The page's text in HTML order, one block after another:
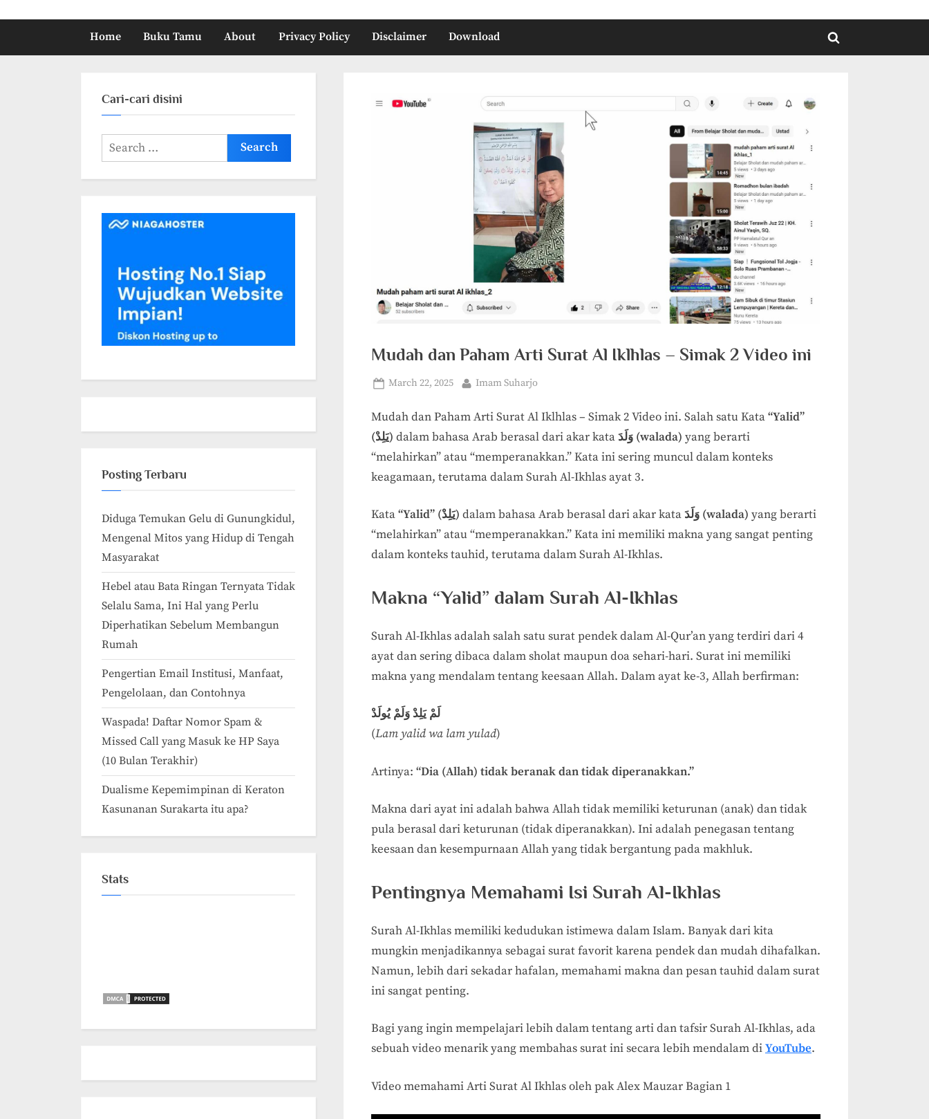
Home Buku Tamu About Privacy Policy Disclaimer Download
Toggle
Mudah dan Paham Arti Surat Al Iklhlas – Simak 2 Video ini
Posted
March 22, 2025 By
Imam Suharjo
Mudah dan Paham Arti Surat Al Iklhlas – Simak 2 Video ini. Salah satu Kata“Yalid”
(يَلِدْ) dalam bahasa Arab berasal dari akar kata وَلَدَ (walada) yang berarti
“melahirkan” atau “memperanakkan.” Kata ini sering muncul dalam konteks
keagamaan, terutama dalam Surah Al-Ikhlas ayat 3.
Kata “Yalid” (يَلِدْ) dalam bahasa Arab berasal dari akar kata وَلَدَ (walada) yang berarti
“melahirkan” atau “memperanakkan.” Kata ini memiliki makna yang sangat penting
dalam konteks tauhid, terutama dalam Surah Al-Ikhlas.
Makna “Yalid” dalam Surah Al-Ikhlas
Surah Al-Ikhlas adalah salah satu surat pendek dalam Al-Qur’an yang terdiri dari 4
ayat dan sering dibaca dalam sholat maupun doa sehari-hari. Surat ini memiliki
makna yang mendalam tentang keesaan Allah. Dalam ayat ke-3, Allah berfirman:
لَمْ يَلِدْ وَلَمْ يُولَدْ
(Lam yalid wa lam yulad)
Artinya: “Dia (Allah) tidak beranak dan tidak diperanakkan.”
Makna dari ayat ini adalah bahwa Allah tidak memiliki keturunan (anak) dan tidak
pula berasal dari keturunan (tidak diperanakkan). Ini adalah penegasan tentang
keesaan dan kesempurnaan Allah yang tidak bergantung pada makhluk.
Pentingnya Memahami Isi Surah Al-Ikhlas
Surah Al-Ikhlas memiliki kedudukan istimewa dalam Islam. Banyak dari kita
mungkin menjadikannya sebagai surat favorit karena pendek dan mudah dihafalkan.
Namun, lebih dari sekadar hafalan, memahami makna dan pesan tauhid dalam surat
ini sangat penting.
Bagi yang ingin mempelajari lebih dalam tentang arti dan tafsir Surah Al-Ikhlas, ada
sebuah video menarik yang membahas surat ini secara lebih mendalam diYouTube.
Video memahami Arti Surat Al Ikhlas oleh pak Alex Mauzar Bagian 1
Cari-cari disini
Search
for:
Posting Terbaru
Diduga Temukan Gelu di Gunungkidul,
Mengenal Mitos yang Hidup di Tengah
Masyarakat
Hebel atau Bata Ringan Ternyata Tidak
Selalu Sama, Ini Hal yang Perlu
Diperhatikan Sebelum Membangun
Rumah
Pengertian Email Institusi, Manfaat,
Pengelolaan, dan Contohnya
Waspada! Daftar Nomor Spam &
Missed Call yang Masuk ke HP Saya
(10 Bulan Terakhir)
Dualisme Kepemimpinan di Keraton
Kasunanan Surakarta itu apa?
Stats